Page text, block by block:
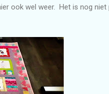
ook wel weer. Het is nog